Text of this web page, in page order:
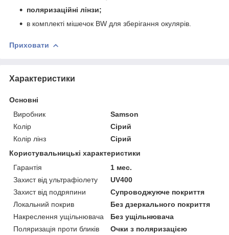
поляризаційні лінзи;
в комплекті мішечок BW для зберігання окулярів.
Приховати
Характеристики
Основні
Виробник
Samson
Колір
Сірий
Колір лінз
Сірий
Користувальницькі характеристики
Гарантія
1 мес.
Захист від ультрафіолету
UV400
Захист від подряпини
Супроводжуюче покриття
Локальний покрив
Без дзеркального покриття
Накреслення ущільнювача
Без ущільнювача
Поляризація проти бликів
Очки з поляризацією